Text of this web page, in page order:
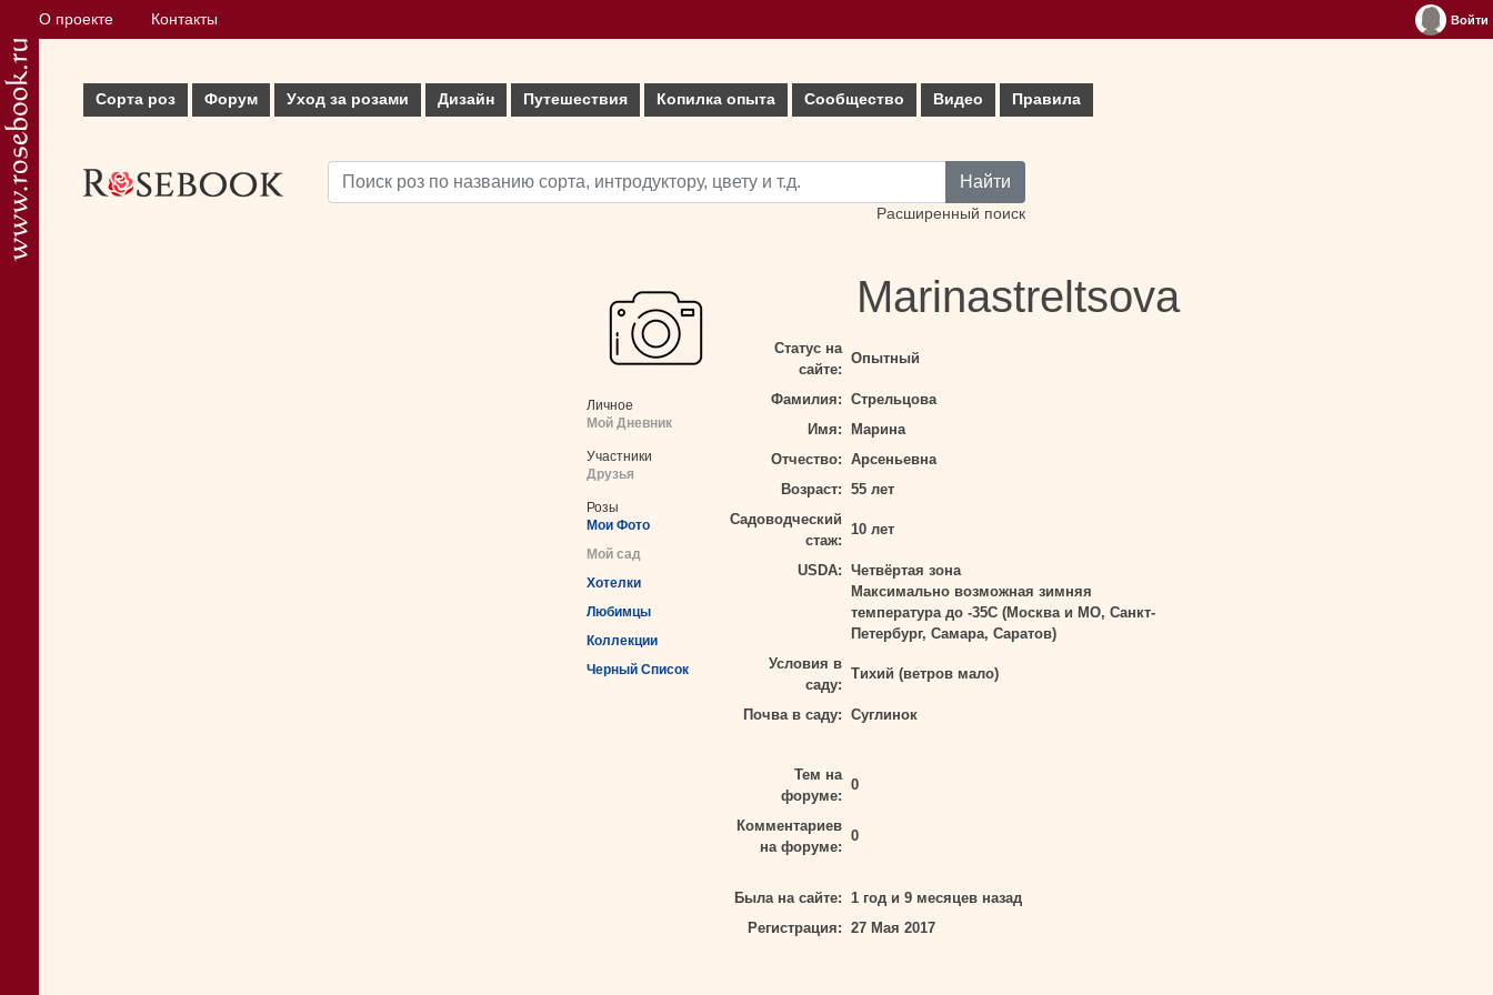
О проекте Контакты Войти
Сорта роз Форум Уход за розами Дизайн Путешествия Копилка опыта Сообщество Видео Правила
Найти
Расширенный поиск
Личное
Мой Дневник
Участники
Друзья
Розы
Мои Фото
Мой сад
Хотелки
Любимцы
Коллекции
Черный Список
Marinastreltsova
Статус на
сайте:
Опытный
Фамилия: Стрельцова
Имя:
Марина
Отчество: Арсеньевна
Возраст: 55 лет
Садоводческий
стаж:
10 лет
USDA: Четвёртая зона
Максимально возможная зимняя
температура до -35С (Москва и МО, Санкт-
Петербург, Самара, Саратов)
Условия в
саду:
Тихий (ветров мало)
Почва в саду: Суглинок
Тем на
форуме:
0
Комментариев
на форуме:
0
Была на сайте: 1 год и 9 месяцев назад
Регистрация: 27 Мая 2017